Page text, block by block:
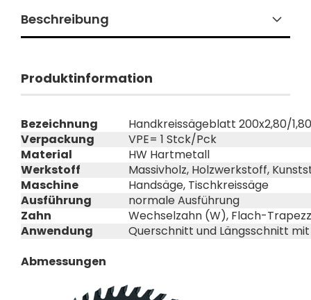
Beschreibung
Produktinformation
Bezeichnung
Handkreissägeblatt 200x2,80/
Verpackung
VPE= 1 Stck/Pck
Material
HW Hartmetall
Werkstoff
Massivholz, Holzwerkstoff,
Maschine
Handsäge, Tischkreissäge
Ausführung
normale Ausführung
Zahn
Wechselzahn (W), Flach-
Anwendung
Querschnitt und Längsschnitt
Abmessungen